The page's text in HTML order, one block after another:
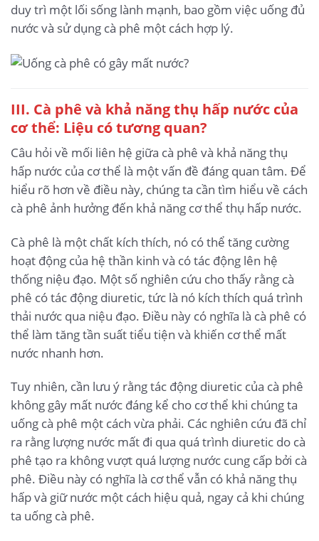
duy trì một lối sống lành mạnh, bao gồm việc uống đủ
nước và sử dụng cà phê một cách hợp lý.
III. Cà phê và khả năng thụ hấp nước của
cơ thể: Liệu có tương quan?
Câu hỏi về mối liên hệ giữa cà phê và khả năng thụ
hấp nước của cơ thể là một vấn đề đáng quan tâm. Để
hiểu rõ hơn về điều này, chúng ta cần tìm hiểu về cách
cà phê ảnh hưởng đến khả năng cơ thể thụ hấp nước.
Cà phê là một chất kích thích, nó có thể tăng cường
hoạt động của hệ thần kinh và có tác động lên hệ
thống niệu đạo. Một số nghiên cứu cho thấy rằng cà
phê có tác động diuretic, tức là nó kích thích quá trình
thải nước qua niệu đạo. Điều này có nghĩa là cà phê có
thể làm tăng tần suất tiểu tiện và khiến cơ thể mất
nước nhanh hơn.
Tuy nhiên, cần lưu ý rằng tác động diuretic của cà phê
không gây mất nước đáng kể cho cơ thể khi chúng ta
uống cà phê một cách vừa phải. Các nghiên cứu đã chỉ
ra rằng lượng nước mất đi qua quá trình diuretic do cà
phê tạo ra không vượt quá lượng nước cung cấp bởi cà
phê. Điều này có nghĩa là cơ thể vẫn có khả năng thụ
hấp và giữ nước một cách hiệu quả, ngay cả khi chúng
ta uống cà phê.